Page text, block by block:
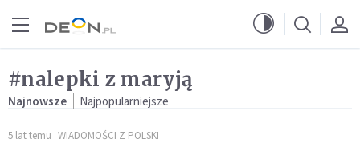
#nalepki z maryją
Najnowsze Najpopularniejsze
5 lat temu WIADOMOŚCI Z POLSKI